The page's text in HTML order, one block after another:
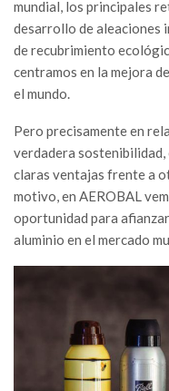
mundial, los principales
desarrollo de aleaciones
de recubrimiento
centramos en la mejora
el mundo.
Pero precisamente en
verdadera
claras ventajas frente a
motivo, en AEROBAL
oportunidad para
aluminio en el mercado